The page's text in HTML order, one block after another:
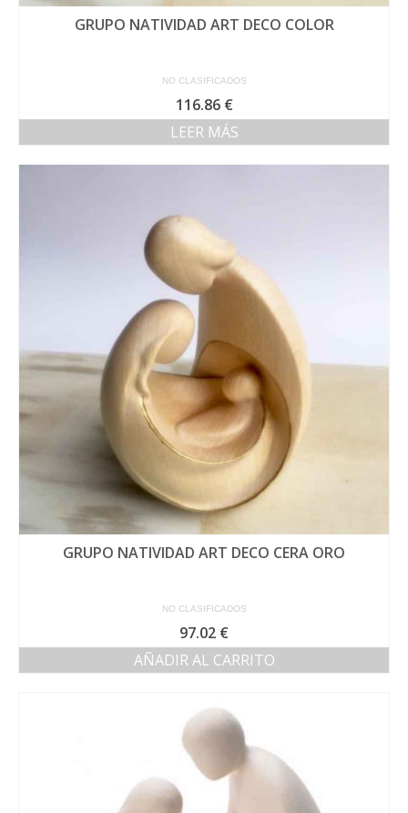
GRUPO NATIVIDAD ART DECO COLOR
NO CLASIFICADOS
116.86 €
LEER MÁS
GRUPO NATIVIDAD ART DECO CERA ORO
NO CLASIFICADOS
97.02 €
AÑADIR AL CARRITO